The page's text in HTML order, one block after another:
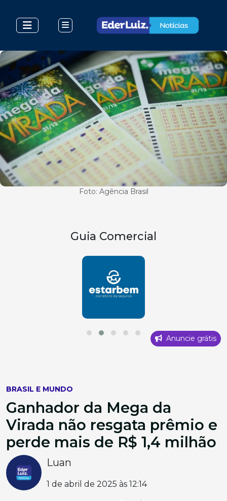
Foto: Agência Brasil
Guia Comercial
Anuncie grátis
BRASIL E MUNDO
Ganhador da Mega da
Virada não resgata prêmio e
perde mais de R$ 1,4 milhão
Luan
1 de abril de 2025 às 12:14